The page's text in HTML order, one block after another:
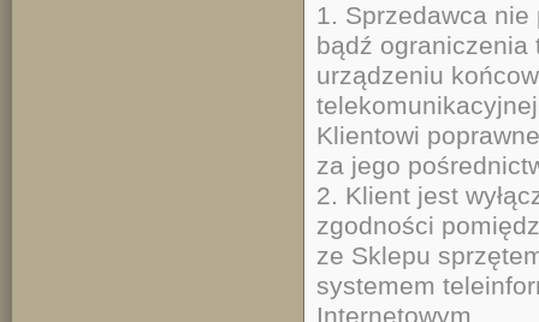
1. Sprzedawca
bądź ograniczenia
urządzeniu
Klientowi
za jego
2. Klient jest
zgodności
ze Sklepu
systemem
Internetowym.